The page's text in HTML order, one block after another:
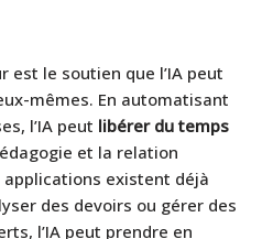
le soutien que l’IA peut
mêmes. En automatisant
l’IA peut libérer du temps
et la relation
applications existent déjà
des devoirs ou gérer des
l’IA peut prendre en